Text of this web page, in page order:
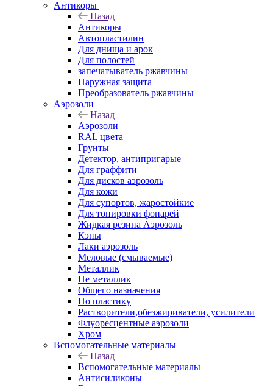
Антикоры
Назад
Антикоры
Автопластилин
Для днища и арок
Для полостей
запечатыватель ржавчины
Наружная защита
Преобразователь ржавчины
Аэрозоли
Назад
Аэрозоли
RAL цвета
Грунты
Детектор, антипригарые
Для граффити
Для дисков аэрозоль
Для кожи
Для супортов, жаростойкие
Для тонировки фонарей
Жидкая резина Аэрозоль
Кэпы
Лаки аэрозоль
Меловые (смываемые)
Металлик
Не металлик
Общего назначения
По пластику
Растворители,обезжириватели, усилители
Флуоресцентные аэрозоли
Хром
Вспомогательные материалы
Назад
Вспомогательные материалы
Антисиликоны